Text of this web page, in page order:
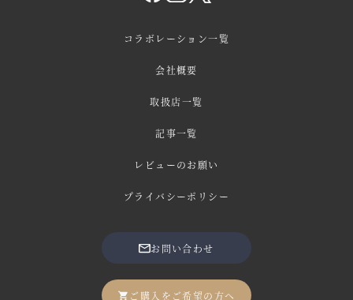
コラボレーション一覧
会社概要
取扱店一覧
記事一覧
レビューのお願い
プライバシーポリシー
お問い合わせ
ご購入をご希望の方へ